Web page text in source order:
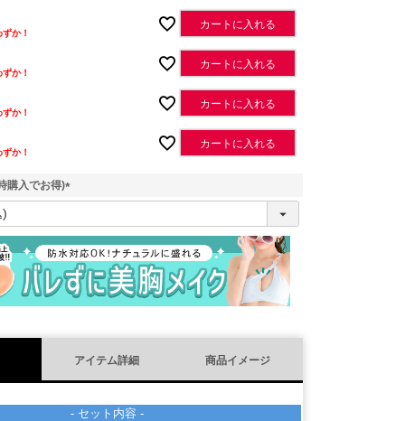
か！
カートに入れる
か！
カートに入れる
か！
カートに入れる
か！
カートに入れる
購入でお得)
(
須
)
アイテム詳細 商品イメージ
- セット内容 -